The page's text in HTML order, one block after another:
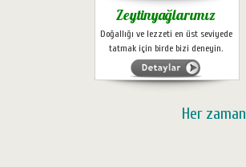
Zeytinyağlarımız
Doğallığı ve lezzeti en üst seviyede
tatmak için birde bizi deneyin.
Her